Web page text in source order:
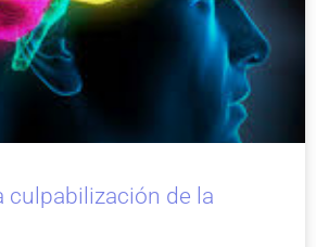
culpabilización de la